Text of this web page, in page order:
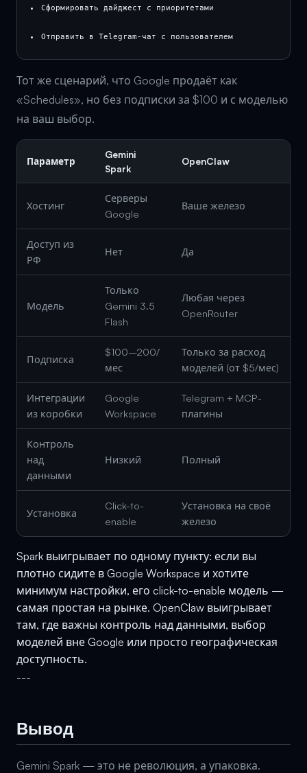
Сформировать дайджест с приоритетами
Отправить в Telegram-чат с пользователем
Тот же сценарий, что Google продаёт как
«Schedules», но без подписки за $100 и с моделью
на ваш выбор.
Параметр
Gemini
Spark
OpenClaw
Хостинг
Серверы
Google
Ваше железо
Доступ из
РФ
Нет Да
Модель
Только
Gemini 3.5
Flash
Любая через
OpenRouter
Подписка
$100–200/
мес
Только за расход
моделей (от $5/мес)
Интеграции
из коробки
Google
Workspace
Telegram + MCP-
плагины
Контроль
над
данными
Низкий Полный
Установка
Click-to-
enable
Установка на своё
железо
Spark выигрывает по одному пункту: если вы
плотно сидите в Google Workspace и хотите
минимум настройки, его click-to-enable модель —
самая простая на рынке. OpenClaw выигрывает
там, где важны контроль над данными, выбор
моделей вне Google или просто географическая
доступность.
---
Вывод
Gemini Spark — это не революция, а упаковка.